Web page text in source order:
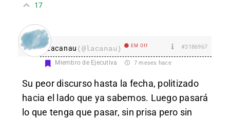
17
Lacanau (@lacanau) EM Off #3186967
Miembro de Ejecutiva 7 meses hace
Su peor discurso hasta la fecha, politizado
hacia el lado que ya sabemos. Luego pasará
lo que tenga que pasar, sin prisa pero sin